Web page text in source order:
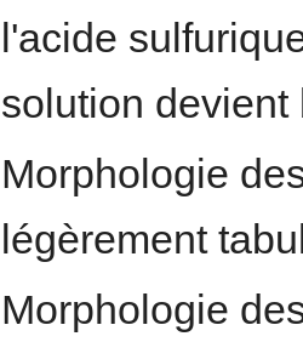
l'acide
solution devient
Morphologie
légèrement
Morphologie